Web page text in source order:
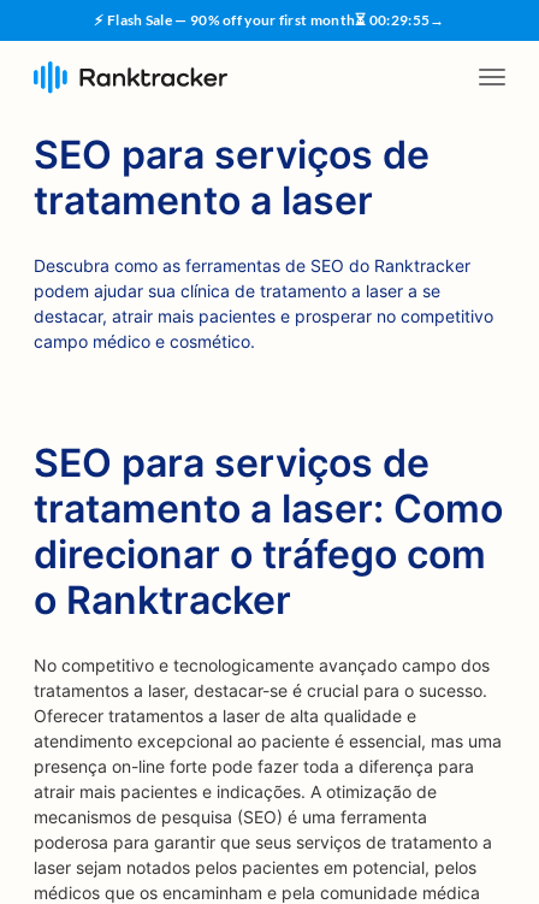
⚡ Flash Sale — 90% off your first month⏳ 00:29:54→
SEO para serviços de
tratamento a laser
Descubra como as ferramentas de SEO do Ranktracker
podem ajudar sua clínica de tratamento a laser a se
destacar, atrair mais pacientes e prosperar no competitivo
campo médico e cosmético.
SEO para serviços de
tratamento a laser: Como
direcionar o tráfego com
o Ranktracker
No competitivo e tecnologicamente avançado campo dos
tratamentos a laser, destacar-se é crucial para o sucesso.
Oferecer tratamentos a laser de alta qualidade e
atendimento excepcional ao paciente é essencial, mas uma
presença on-line forte pode fazer toda a diferença para
atrair mais pacientes e indicações. A otimização de
mecanismos de pesquisa (SEO) é uma ferramenta
poderosa para garantir que seus serviços de tratamento a
laser sejam notados pelos pacientes em potencial, pelos
médicos que os encaminham e pela comunidade médica